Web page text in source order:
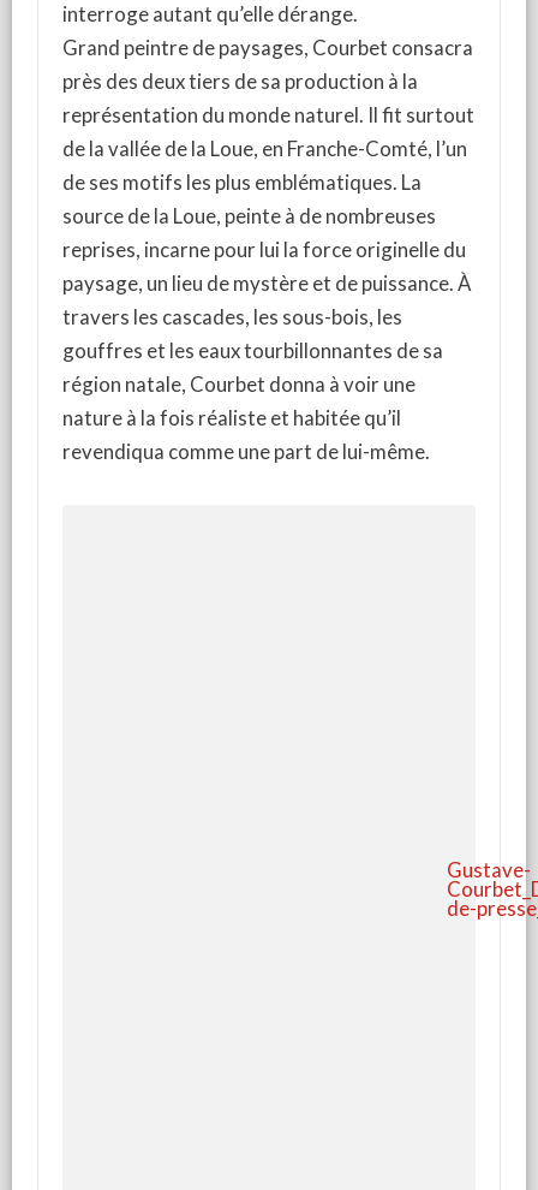
interroge autant qu’elle dérange.
Grand peintre de paysages, Courbet consacra
près des deux tiers de sa production à la
représentation du monde naturel. Il fit surtout
de la vallée de la Loue, en Franche-Comté, l’un
de ses motifs les plus emblématiques. La
source de la Loue, peinte à de nombreuses
reprises, incarne pour lui la force originelle du
paysage, un lieu de mystère et de puissance. À
travers les cascades, les sous-bois, les
gouffres et les eaux tourbillonnantes de sa
région natale, Courbet donna à voir une
nature à la fois réaliste et habitée qu’il
revendiqua comme une part de lui-même.
Gustave-
de-